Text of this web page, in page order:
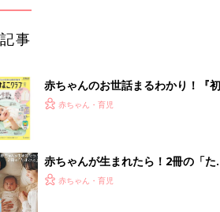
夫婦で予習する 出産の教科書